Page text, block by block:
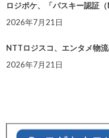
ロジポケ、「パスキー認証
2026年7月21日
NTTロジスコ、エンタメ物
2026年7月21日